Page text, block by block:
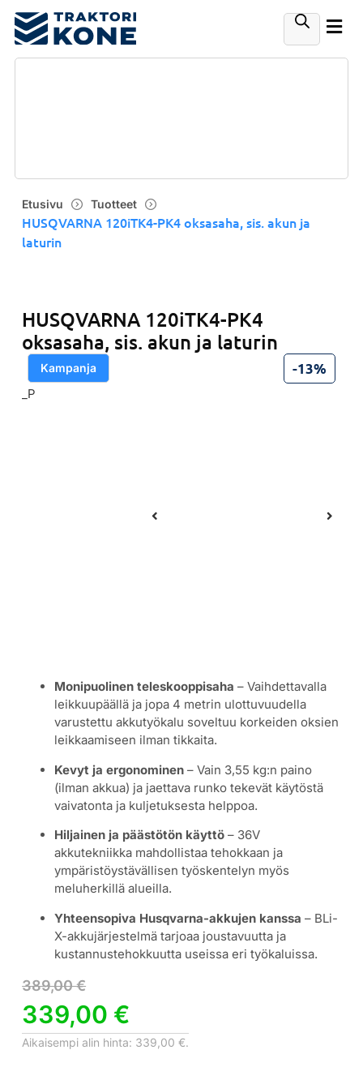
Etusivu Tuotteet
HUSQVARNA 120iTK4-PK4 oksasaha, sis. akun ja
laturin
HUSQVARNA 120iTK4-PK4
oksasaha, sis. akun ja laturin
-13%
Kampanja
Monipuolinen teleskooppisaha – Vaihdettavalla
leikkuupäällä ja jopa 4 metrin ulottuvuudella
varustettu akkutyökalu soveltuu korkeiden oksien
leikkaamiseen ilman tikkaita.
Kevyt ja ergonominen – Vain 3,55 kg:n paino
(ilman akkua) ja jaettava runko tekevät käytöstä
vaivatonta ja kuljetuksesta helppoa.
Hiljainen ja päästötön käyttö – 36V
akkutekniikka mahdollistaa tehokkaan ja
ympäristöystävällisen työskentelyn myös
meluherkillä alueilla.
Yhteensopiva Husqvarna-akkujen kanssa – BLi-
X-akkujärjestelmä tarjoaa joustavuutta ja
kustannustehokkuutta useissa eri työkaluissa.
389,00€
339,00 €
Aikaisempi alin hinta: 339,00 €.